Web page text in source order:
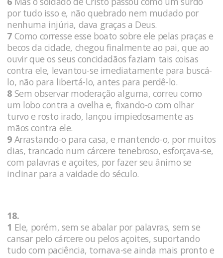
por tudo isso e, não quebrado nem mudado por
nenhuma injúria, dava graças a Deus.
7 Como corresse esse boato sobre ele pelas praças e
becos da cidade, chegou finalmente ao pai, que ao
ouvir que os seus concidadãos faziam tais coisas
contra ele, levantou-se imediatamente para buscá-
lo, não para libertá-lo, antes para perdê-lo.
8 Sem observar moderação alguma, correu como
um lobo contra a ovelha e, fixando-o com olhar
turvo e rosto irado, lançou impiedosamente as
mãos contra ele.
9 Arrastando-o para casa, e mantendo-o, por muitos
dias, trancado num cárcere tenebroso, esforçava-se,
com palavras e açoites, por fazer seu ânimo se
inclinar para a vaidade do século.
18.
1 Ele, porém, sem se abalar por palavras, sem se
cansar pelo cárcere ou pelos açoites, suportando
tudo com paciência, tornava-se ainda mais pronto e